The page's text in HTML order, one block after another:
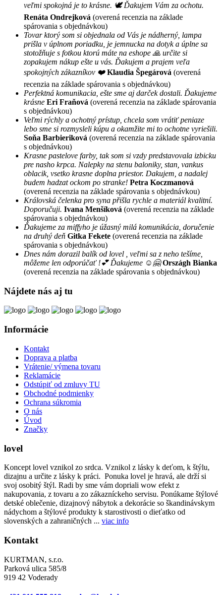
veľmi spokojná je to krásne. 🕊 Ďakujem Vám za ochotu.
Renáta Ondrejková (overená recenzia na základe
spárovania s objednávkou)
Tovar ktorý som si objednala od Vás je nádherný, lampa
prišla v úplnom poriadku, je jemnucka na dotyk a úplne sa
stotožňuje s fotkou ktorú máte na eshope 🙏 určite si
zopakujem nákup ešte u vás. Ďakujem a prajem veľa
spokojných zákazníkov ❤️ Klaudia Špegárová (overená
recenzia na základe spárovania s objednávkou)
Perfektná komunikacia, ešte sme aj darček dostali. Ďakujeme
krásne Eri Fraňová (overená recenzia na základe spárovania
s objednávkou)
Veľmi rýchly a ochotný prístup, chcela som vrátiť peniaze
lebo sme si rozmysleli kúpu a okamžite mi to ochotne vyriešili.
Soňa Barbieriková (overená recenzia na základe spárovania
s objednávkou)
Krasne pastelove farby, tak som si vzdy predstavovala izbicku
pre nasho krpca. Nalepky na stenu baloniky, stan, vankus
oblacik, vsetko krasne doplna priestor. Dakujem, a nadalej
budem hadzat ockom po stranke! Petra Koczmanová
(overená recenzia na základe spárovania s objednávkou)
Královská čelenka pro syna přišla rychle a materiál kvalitní.
Doporučuji. Ivana Menšíková (overená recenzia na základe
spárovania s objednávkou)
Ďakujeme za miffyho je úžasný milá komunikácia, doručenie
na druhý deň Gitka Fekete (overená recenzia na základe
spárovania s objednávkou)
Dnes nám dorazil balík od lovel , veľmi sa z neho tešíme,
môžeme len odporúčať !💕 Ďakujeme ☺️🤗 Országh Bianka
(overená recenzia na základe spárovania s objednávkou)
Nájdete nás aj tu
Informácie
Kontakt
Doprava a platba
Vrátenie/ výmena tovaru
Reklamácie
Odstúpiť od zmluvy TU
Obchodné podmienky
Ochrana súkromia
O nás
Úvod
Značky
lovel
Koncept lovel vznikol zo srdca. Vznikol z lásky k deťom, k štýlu,
dizajnu a určite z lásky k práci. Ponuka lovel je hravá, ale drží si
svoj osobitý štýl. Radi by sme vám dopriali wow efekt z
nakupovania, z tovaru a zo zákazníckeho servisu. Ponúkame štýlové
detské oblečenie, dizajnový nábytok a dekorácie so škandinávskym
nádychom a štýlové produkty k starostivosti o dieťatko od
slovenských a zahraničných ... viac info
Kontakt
KURTMAN, s.r.o.
Parková ulica 585/8
919 42 Voderady